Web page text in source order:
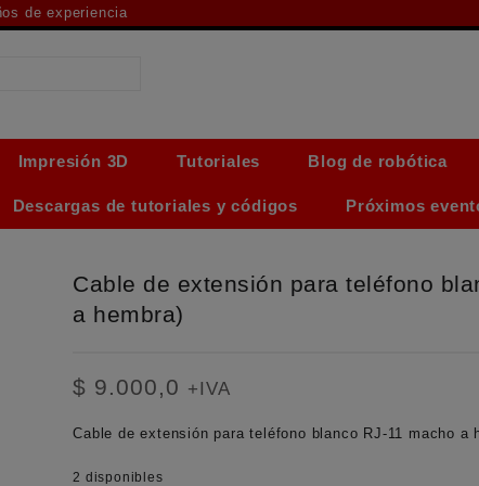
de experiencia
Impresión 3D Tutoriales Blog de robótica
Descargas de tutoriales y códigos Próximos
Cable de extensión para teléfono
a hembra)
$ 9.000,0 +IVA
Cable de extensión para teléfono blanco RJ-11 macho
2 disponibles